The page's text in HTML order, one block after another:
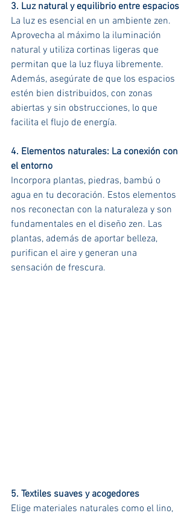
3. Luz natural y equilibrio entre espacios
La luz es esencial en un ambiente zen.
Aprovecha al máximo la iluminación
natural y utiliza cortinas ligeras que
permitan que la luz fluya libremente.
Además, asegúrate de que los espacios
estén bien distribuidos, con zonas
abiertas y sin obstrucciones, lo que
facilita el flujo de energía.
4. Elementos naturales: La conexión con
el entorno
Incorpora plantas, piedras, bambú o
agua en tu decoración. Estos elementos
nos reconectan con la naturaleza y son
fundamentales en el diseño zen. Las
plantas, además de aportar belleza,
purifican el aire y generan una
sensación de frescura.
5. Textiles suaves y acogedores
Elige materiales naturales como el lino,